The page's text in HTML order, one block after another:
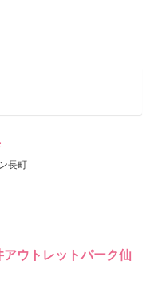
長町
ウトレットパーク仙